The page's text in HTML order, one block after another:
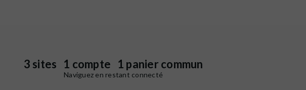
3 sites 1 compte 1 panier commun
Naviguez en restant connecté